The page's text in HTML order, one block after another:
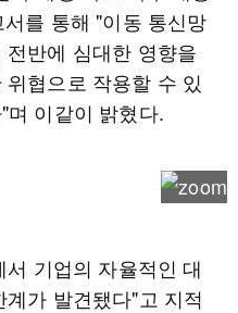
를 통해 "이동 통신망
반에 심대한 영향을
협으로 작용할 수 있
며 이같이 밝혔다.
기업의 자율적인 대
가 발견됐다"고 지적